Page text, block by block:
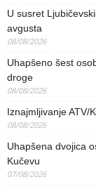
U susret
avgusta
08/08/2026
Uhapšeno šest
droge
08/08/2026
Iznajmljivanje ATV/
08/08/2026
Uhapšena dvojica
Kučevu
07/08/2026